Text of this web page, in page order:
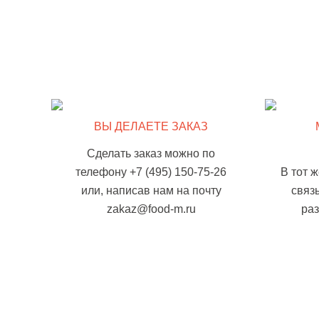
ВЫ ДЕЛАЕТЕ ЗАКАЗ
Сделать заказ можно по
телефону +7 (495) 150-75-26
или, написав нам на почту
zakaz@food-m.ru
В тот